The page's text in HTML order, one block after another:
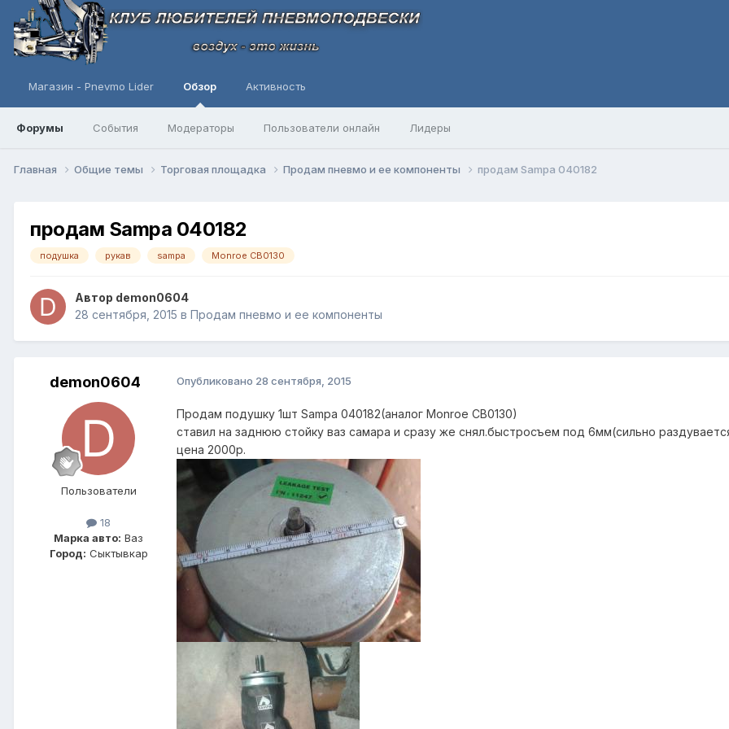
Магазин - Pnevmo Lider Обзор
Форумы События Модераторы Пользователи онлайн Лидеры
Активность
Главная Общие темы Торговая площадка Продам пневмо и ее компоненты продам Sampa 040182
продам Sampa 040182
подушка рукав sampa Monroe CB0130
Автор demon0604
28 сентября, 2015 в Продам пневмо и ее компоненты
demon0604
Пользователи
18
Марка авто: Ваз
Город: Сыктывкар
Опубликовано 28 сентября, 2015
Продам подушку 1шт Sampa 040182(аналог Monroe CB0130)
ставил на заднюю стойку ваз самара и сразу же снял.быстросъем под 6мм(сильно
цена 2000р.